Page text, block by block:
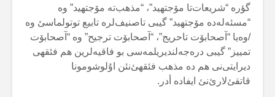
گؤرە “شریعات‌تا مۆجتهید”، “مذهب‌تە مۆجتهید” وە
“مسئەلەدە مۆجتهید” گیبی تاصنیف‌لرە تابیع توتولماسئ وە
/وەیا “آصحابۆت تاحریج”، “آصحابۆت ترجیح” وە “آصحابۆت
تمییز” گیبی درەجەلندیریلمەسی بو فاقیەلرین هم فئقهی
دیرایتی‌نی هم دە مذهب فئقهئ‌نئن اۇلوشومونا
قاتقئ‌لارئ‌نئ ایفادە أدر.